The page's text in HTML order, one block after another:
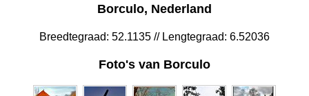
Borculo, Nederland
Breedtegraad: 52.1135 // Lengtegraad: 6.52036
Foto's van Borculo